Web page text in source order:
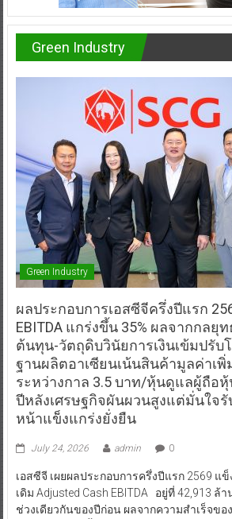
Green Industry
Green Industry
ผลประกอบการเอสซีจีครึ่งปีแรก
EBITDA แกร่งขึ้น 35% ผลจากกลยุ
ต้นทุน-วัตถุดิบวินัยการเงินเข้มปรับ
ฐานผลิตอาเซียนเน้นสินค้ามูลค่าเพิ่
ระหว่างกาล 3.5 บาท/หุ้นดูแลผู้ถือ
ปีหลังเศรษฐกิจผันผวนสูงแต่มั่นใจ
หน้าแข็งแกร่งยั่งยืน
July 24, 2026 admin 0
เอสซีจี เผยผลประกอบการครึ่งปีแรก 2569 แข็
เดิม Adjusted Cash EBITDA อยู่ที่ 42,913 ล้
ช่วงเดียวกันของปีก่อน ผลจากความสำเร็จขอ